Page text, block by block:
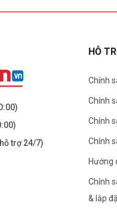
TRÃI - THANH
trợ 24/7)
HỖ
Chính
Chính
Chính
Chính
Hướng
Chính
& lắp